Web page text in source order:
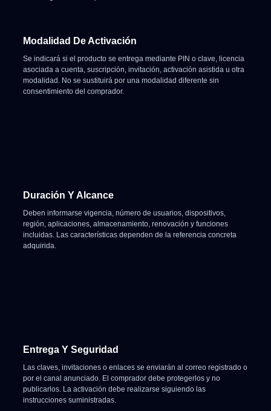
Modalidad De Activación
Se indicará si el producto se entrega mediante PIN o clave, licencia
asociada a cuenta, suscripción, invitación, activación asistida u otra
modalidad. No se sustituirá por una modalidad diferente sin
consentimiento del comprador.
Duración Y Alcance
Deben informarse vigencia, número de usuarios, dispositivos,
región, aplicaciones, almacenamiento, renovación y funciones
incluidas. Las características dependen de la referencia concreta
adquirida.
Entrega Y Seguridad
Las claves, invitaciones o enlaces se enviarán al correo registrado o
por el canal anunciado. El comprador debe protegerlos y no
publicarlos. La activación debe realizarse siguiendo las
instrucciones suministradas.